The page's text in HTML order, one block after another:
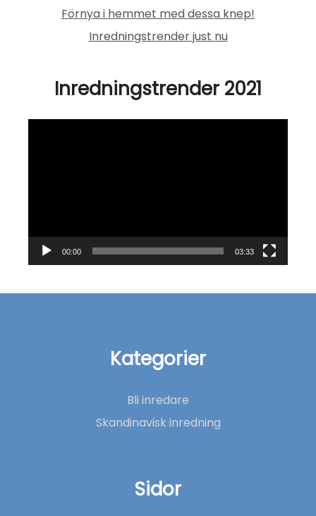
Förnya i hemmet med dessa knep!
Inredningstrender just nu
Inredningstrender 2021
00:00 03:33
Kategorier
Bli inredare
Skandinavisk inredning
Sidor